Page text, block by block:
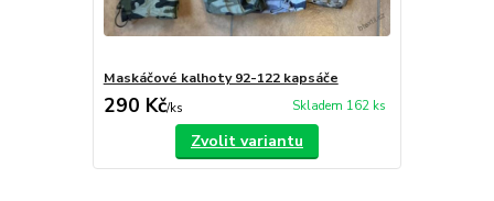
Maskáčové kalhoty 92-122 kapsáče
290 Kč/ks Skladem 162 ks
Zvolit variantu